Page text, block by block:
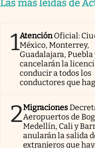
Las más leídas de
1AtenciónOficial:
México, Monterrey,
Guadalajara,
cancelarán la
conducir a todos los
conductores que
2Migraciones
Aeropuertos de
Medellín, Cali y
anularán la salida
extranjeros que